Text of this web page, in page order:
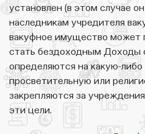
установлен (в этом случае
наследникам учредителя
вакуфное имущество может
стать бездоходным Доходы
определяются на какую-либо
просветительную или
закрепляются за
эти цели.